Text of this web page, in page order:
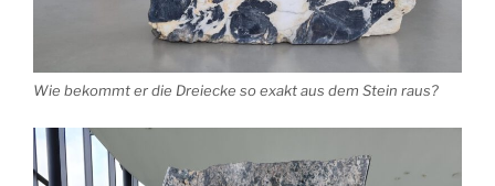
Wie bekommt er die Dreiecke so exakt aus dem Stein raus?